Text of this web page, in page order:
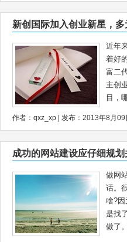
新创国际加入创业新星，
近年
着好
富二
主创
目，
作者：qxz_xp | 发布：2013年8月09
成功的网站建设应仔细规划
做网
话。
啥?
是找
做了